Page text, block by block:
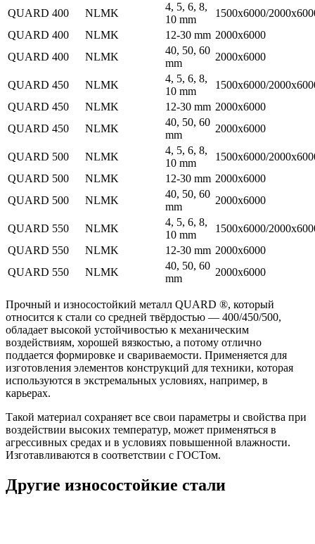
QUARD 400 NLMK
4, 5, 6, 8,
10 mm
1500x6000/
QUARD 400
NLMK 12-30 mm 2000x6000
QUARD 400
NLMK
40, 50, 60
mm
2000x6000
QUARD 450 NLMK
4, 5, 6, 8,
10 mm
1500x6000/
QUARD 450
NLMK 12-30 mm 2000x6000
QUARD 450
NLMK
40, 50, 60
mm
2000x6000
QUARD 500 NLMK
4, 5, 6, 8,
10 mm
1500x6000/
QUARD 500
NLMK 12-30 mm 2000x6000
QUARD 500
NLMK
40, 50, 60
mm
2000x6000
QUARD 550 NLMK
4, 5, 6, 8,
10 mm
1500x6000/
QUARD 550
NLMK 12-30 mm 2000x6000
QUARD 550
NLMK
40, 50, 60
mm
2000x6000
Прочный и износостойкий металл QUARD ®, который
относится к стали со средней твёрдостью — 400/450/500,
обладает высокой устойчивостью к механическим
воздействиям, хорошей вязкостью, а потому отлично
поддается формировке и свариваемости. Применяется для
изготовления элементов конструкций для техники, которая
используются в экстремальных условиях, например, в
карьерах.
Такой материал сохраняет все свои параметры и свойства при
воздействии высоких температур, может применяться в
агрессивных средах и в условиях повышенной влажности.
Изготавливаются в соответствии с ГОСТом.
Другие износостойкие стали